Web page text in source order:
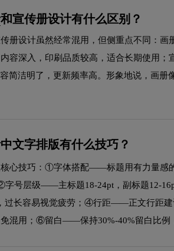
和宣传册设计有什么区别？
册设计虽然经常混用，但侧重点不同：画
容深入，印刷品质较高，适合长期使用
简洁明了，更新频率高。形象地说，画
文字排版有什么技巧？
心技巧：①字体搭配——标题用有力量感
字号层级——主标题18-24pt，副标题12-
过长容易视觉疲劳；④行距——正文行距
混用；⑥留白——保持30%-40%留白比例